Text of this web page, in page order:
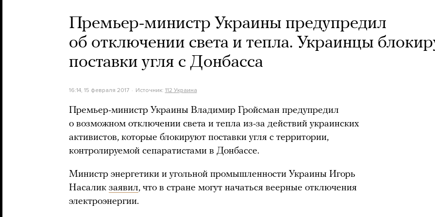
Премьер-министр Украины предупредил
об отключении света и тепла. Украинцы
поставки угля с Донбасса
16:14, 15 февраля 2017 Источник: 112 Украина
Премьер-министр Украины Владимир Гройсман предупредил
о возможном отключении света и тепла из-за действий украинских
активистов, которые блокируют поставки угля с территории,
контролируемой сепаратистами в Донбассе.
Министр энергетики и угольной промышленности Украины Игорь
Насалик заявил, что в стране могут начаться веерные отключения
электроэнергии.